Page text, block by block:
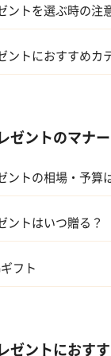
ントを選ぶ時の注
ントにおすすめカ
ゼントのマナー
ントの相場・予算
ントはいつ贈る？
フト
ゼントにおす